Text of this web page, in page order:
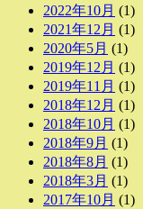
2022年10月 (1)
2021年12月 (1)
2020年5月 (1)
2019年12月 (1)
2019年11月 (1)
2018年12月 (1)
2018年10月 (1)
2018年9月 (1)
2018年8月 (1)
2018年3月 (1)
2017年10月 (1)